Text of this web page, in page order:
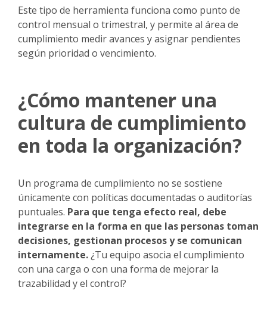
Este tipo de herramienta funciona como punto de
control mensual o trimestral, y permite al área de
cumplimiento medir avances y asignar pendientes
según prioridad o vencimiento.
¿Cómo mantener una
cultura de cumplimiento
en toda la organización?
Un programa de cumplimiento no se sostiene
únicamente con políticas documentadas o auditorías
puntuales. Para que tenga efecto real, debe
integrarse en la forma en que las personas toman
decisiones, gestionan procesos y se comunican
internamente.¿Tu equipo asocia el cumplimiento
con una carga o con una forma de mejorar la
trazabilidad y el control?